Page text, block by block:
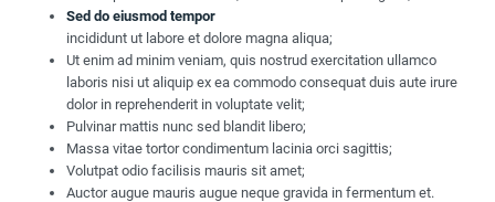
Sed do eiusmod tempor
incididunt ut labore et dolore magna aliqua;
Ut enim ad minim veniam, quis nostrud exercitation ullamco
laboris nisi ut aliquip ex ea commodo consequat duis aute irure
dolor in reprehenderit in voluptate velit;
Pulvinar mattis nunc sed blandit libero;
Massa vitae tortor condimentum lacinia orci sagittis;
Volutpat odio facilisis mauris sit amet;
Auctor augue mauris augue neque gravida in fermentum et.